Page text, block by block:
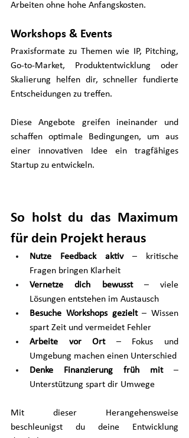
Arbeiten ohne hohe Anfangskosten.
Workshops & Events
Praxisformate zu Themen wie IP, Pitching,
Go‑to‑Market, Produktentwicklung oder
Skalierung helfen dir, schneller fundierte
Entscheidungen zu treffen.
Diese Angebote greifen ineinander und
schaffen optimale Bedingungen, um aus
einer innovativen Idee ein tragfähiges
Startup zu entwickeln.
So holst du das Maximum
für dein Projekt heraus
Nutze Feedback aktiv – kritische
Fragen bringen Klarheit
Vernetze dich bewusst – viele
Lösungen entstehen im Austausch
Besuche Workshops gezielt – Wissen
spart Zeit und vermeidet Fehler
Arbeite vor Ort – Fokus und
Umgebung machen einen Unterschied
Denke Finanzierung früh mit –
Unterstützung spart dir Umwege
Mit dieser Herangehensweise
beschleunigst du deine Entwicklung